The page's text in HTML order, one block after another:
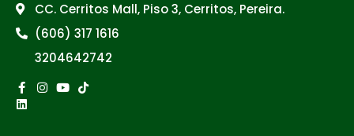
CC. Cerritos Mall, Piso 3, Cerritos, Pereira.
(606) 317 1616
3204642742
Facebook-
f
Instagram
Youtube
Tiktok
Linkedin